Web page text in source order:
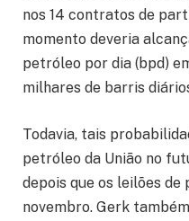
nos 14 contratos de
momento deveria
petróleo por dia (bpd)
milhares de barris
Todavia, tais
petróleo da União no
depois que os leilões
novembro. Gerk